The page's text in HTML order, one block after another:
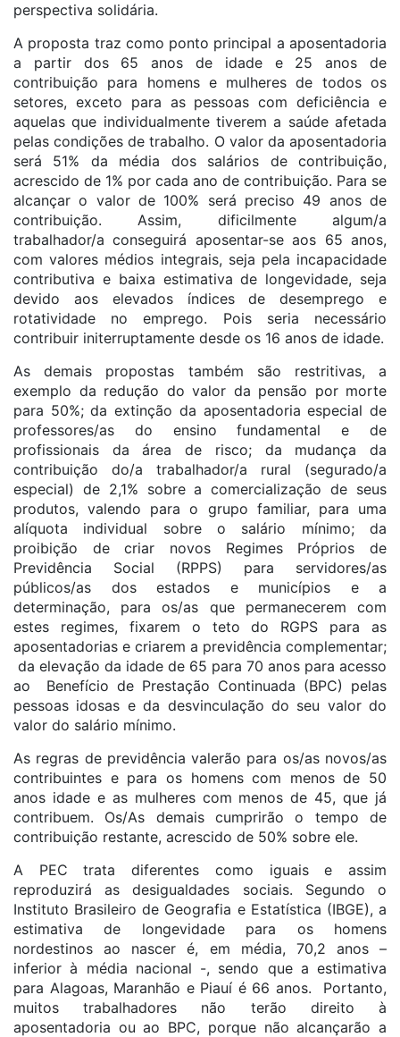
perspectiva solidária.
A proposta traz como ponto principal a aposentadoria
a partir dos 65 anos de idade e 25 anos de
contribuição para homens e mulheres de todos os
setores, exceto para as pessoas com deficiência e
aquelas que individualmente tiverem a saúde afetada
pelas condições de trabalho. O valor da aposentadoria
será 51% da média dos salários de contribuição,
acrescido de 1% por cada ano de contribuição. Para se
alcançar o valor de 100% será preciso 49 anos de
contribuição. Assim, dificilmente algum/a
trabalhador/a conseguirá aposentar-se aos 65 anos,
com valores médios integrais, seja pela incapacidade
contributiva e baixa estimativa de longevidade, seja
devido aos elevados índices de desemprego e
rotatividade no emprego. Pois seria necessário
contribuir initerruptamente desde os 16 anos de idade.
As demais propostas também são restritivas, a
exemplo da redução do valor da pensão por morte
para 50%; da extinção da aposentadoria especial de
professores/as do ensino fundamental e de
profissionais da área de risco; da mudança da
contribuição do/a trabalhador/a rural (segurado/a
especial) de 2,1% sobre a comercialização de seus
produtos, valendo para o grupo familiar, para uma
alíquota individual sobre o salário mínimo; da
proibição de criar novos Regimes Próprios de
Previdência Social (RPPS) para servidores/as
públicos/as dos estados e municípios e a
determinação, para os/as que permanecerem com
estes regimes, fixarem o teto do RGPS para as
aposentadorias e criarem a previdência complementar;
da elevação da idade de 65 para 70 anos para acesso
ao Benefício de Prestação Continuada (BPC) pelas
pessoas idosas e da desvinculação do seu valor do
valor do salário mínimo.
As regras de previdência valerão para os/as novos/as
contribuintes e para os homens com menos de 50
anos idade e as mulheres com menos de 45, que já
contribuem. Os/As demais cumprirão o tempo de
contribuição restante, acrescido de 50% sobre ele.
A PEC trata diferentes como iguais e assim
reproduzirá as desigualdades sociais. Segundo o
Instituto Brasileiro de Geografia e Estatística (IBGE), a
estimativa de longevidade para os homens
nordestinos ao nascer é, em média, 70,2 anos –
inferior à média nacional -, sendo que a estimativa
para Alagoas, Maranhão e Piauí é 66 anos. Portanto,
muitos trabalhadores não terão direito à
aposentadoria ou ao BPC, porque não alcançarão a